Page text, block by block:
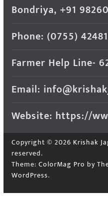
Bondriya, +91
Phone: (0755)
Farmer Help Line-
Email:
Website: https://
Copyright © 2026 Krishak
reserved.
Theme: ColorMag Pro by
WordPress.